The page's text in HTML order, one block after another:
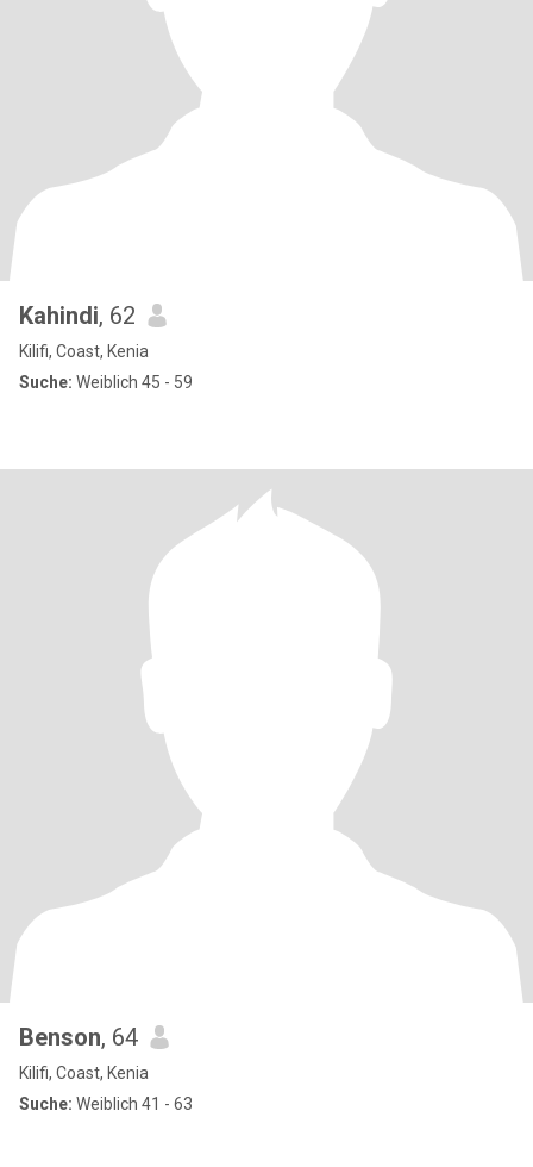
Kahindi, 62
Kilifi, Coast, Kenia
Suche: Weiblich 45 - 59
Benson, 64
Kilifi, Coast, Kenia
Suche: Weiblich 41 - 63